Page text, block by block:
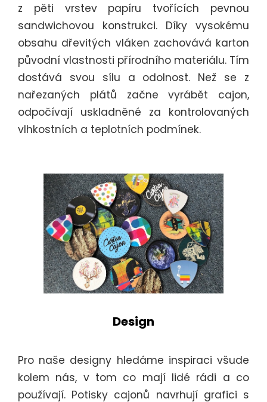
z pěti vrstev papíru tvořících pevnou
sandwichovou konstrukci. Díky vysokému
obsahu dřevitých vláken zachovává karton
původní vlastnosti přírodního materiálu. Tím
dostává svou sílu a odolnost. Než se z
nařezaných plátů začne vyrábět cajon,
odpočívají uskladněné za kontrolovaných
vlhkostních a teplotních podmínek.
Design
Pro naše designy hledáme inspiraci všude
kolem nás, v tom co mají lidé rádi a co
používají. Potisky cajonů navrhují grafici s